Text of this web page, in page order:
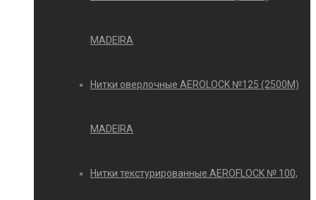
MADEIRA
Нитки оверлочные AEROLOCK №125 (2500М)
MADEIRA
Нитки текстурированные AEROFLOCK № 100,